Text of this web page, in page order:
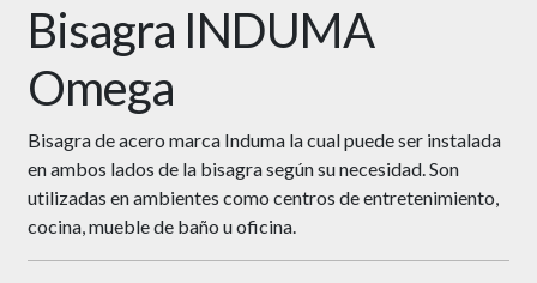
Bisagra INDUMA
Omega
Bisagra de acero marca Induma la cual puede ser instalada
en ambos lados de la bisagra según su necesidad. Son
utilizadas en ambientes como centros de entretenimiento,
cocina, mueble de baño u oficina.